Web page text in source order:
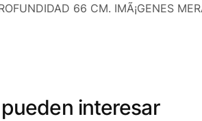
66 CM. IMÃ¡GENES
interesar